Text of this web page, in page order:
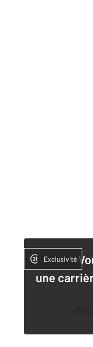
une
Exclusivité